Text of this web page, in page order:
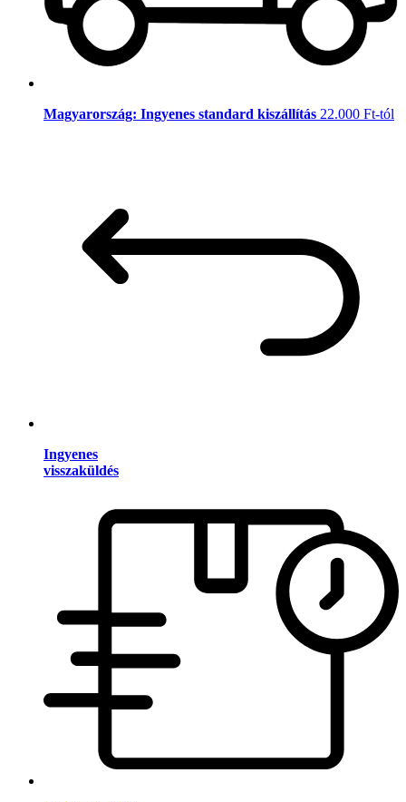
Magyarország: Ingyenes standard kiszállítás 22.000 Ft-tól
Ingyenes
visszaküldés